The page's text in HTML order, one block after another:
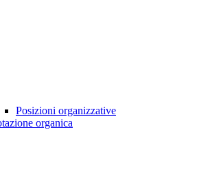
Posizioni organizzative
organica